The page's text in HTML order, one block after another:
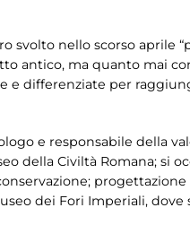
svolto nello scorso aprile
antico, ma quanto mai
e differenziate per
e responsabile della
della Civiltà Romana;
dei Fori Imperiali,